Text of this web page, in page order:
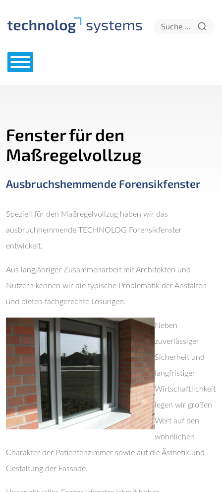
Fenster für den
Maßregelvollzug
Ausbruchshemmende Forensikfenster
Speziell für den Maßregelvollzug haben wir das
ausbruchhemmende TECHNOLOG Forensikfenster
entwickelt.
Aus langjähriger Zusammenarbeit mit Architekten und
Nutzern kennen wir die typische Problematik der Anstalten
und bieten fachgerechte Lösungen.
Neben
zuverlässiger
Sicherheit und
langfristiger
Wirtschaftlichkeit
legen wir großen
Wert auf den
wohnlichen
Charakter der Patientenzimmer sowie auf die Ästhetik und
Gestaltung der Fassade.